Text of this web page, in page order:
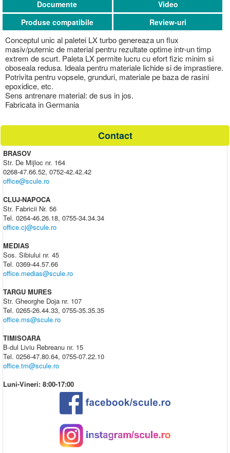
Conceptul unic al paletei LX turbo genereaza un flux
masiv/puternic de material pentru rezultate optime intr-un timp
extrem de scurt. Paleta LX permite lucru cu efort fizic minim si
oboseala redusa. Ideala pentru materiale lichide si de imprastiere.
Potrivita pentru vopsele, grunduri, materiale pe baza de rasini
epoxidice, etc.
Sens antrenare material: de sus in jos.
Fabricata in Germania
Documente
Video
Produse compatibile
Review-uri
Contact
BRASOV
Str. De Mijloc nr. 164
0268-47.66.52, 0752-42.42.42
office@scule.ro
CLUJ-NAPOCA
Str. Fabricii Nr. 56
Tel. 0264-46.26.18, 0755-34.34.34
office.cj@scule.ro
MEDIAS
Sos. Sibiului nr. 45
Tel. 0369-44.57.66
office.medias@scule.ro
TARGU MURES
Str. Gheorghe Doja nr. 107
Tel. 0265-26.44.33, 0755-35.35.35
office.ms@scule.ro
TIMISOARA
B-dul Liviu Rebreanu nr. 15
Tel. 0256-47.80.64, 0755-07.22.10
office.tm@scule.ro
Luni-Vineri: 8:00-17:00